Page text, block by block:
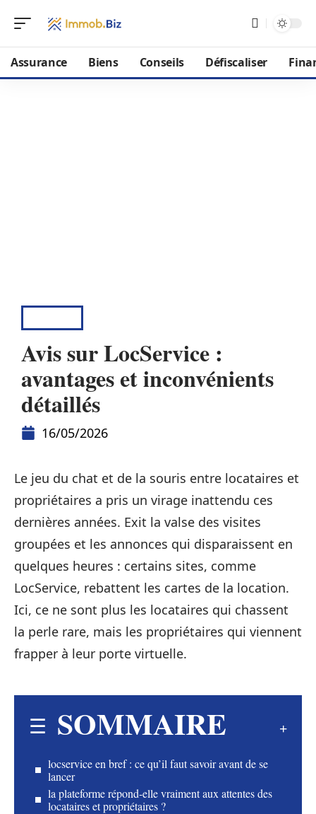
Assurance Biens Conseils Défiscaliser
Avis sur LocService :
avantages et inconvénients
détaillés
16/05/2026
Le jeu du chat et de la souris entre locataires et
propriétaires a pris un virage inattendu ces
dernières années. Exit la valse des visites
groupées et les annonces qui disparaissent en
quelques heures : certains sites, comme
LocService, rebattent les cartes de la location.
Ici, ce ne sont plus les locataires qui chassent
la perle rare, mais les propriétaires qui viennent
frapper à leur porte virtuelle.
SOMMAIRE
locservice en bref : ce qu’il faut savoir avant de se
lancer
la plateforme répond-elle vraiment aux attentes des
locataires et propriétaires ?